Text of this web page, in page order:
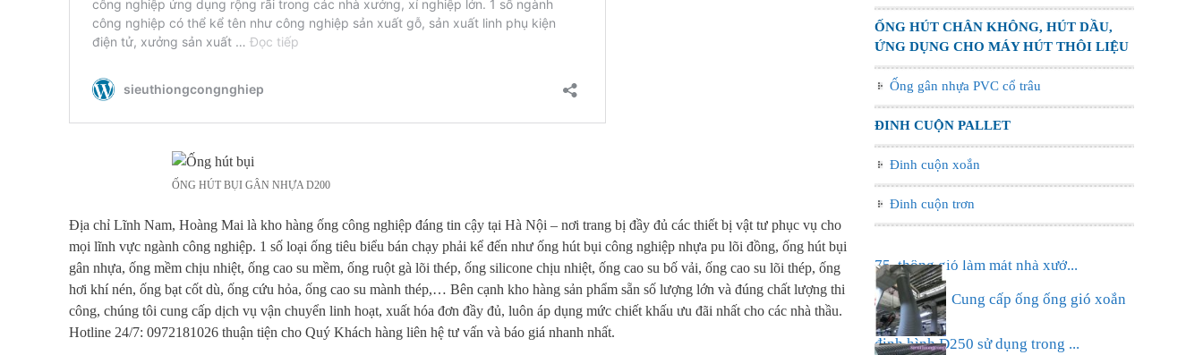
ỐNG HÚT BỤI GÂN NHỰA D200
Địa chỉ Lĩnh Nam, Hoàng Mai là kho hàng ống công nghiệp đáng tin cậy tại Hà Nội – nơi trang bị đầy đủ các thiết bị vật tư phục vụ cho
mọi lĩnh vực ngành công nghiệp. 1 số loại ống tiêu biểu bán chạy phải kể đến như ống hút bụi công nghiệp nhựa pu lõi đồng, ống hút bụi
gân nhựa, ống mềm chịu nhiệt, ống cao su mềm, ống ruột gà lõi thép, ống silicone chịu nhiệt, ống cao su bố vải, ống cao su lõi thép, ống
hơi khí nén, ống bạt cốt dù, ống cứu hỏa, ống cao su mành thép,… Bên cạnh kho hàng sản phẩm sẵn số lượng lớn và đúng chất lượng thi
công, chúng tôi cung cấp dịch vụ vận chuyển linh hoạt, xuất hóa đơn đầy đủ, luôn áp dụng mức chiết khấu ưu đãi nhất cho các nhà thầu.
Hotline 24/7: 0972181026 thuận tiện cho Quý Khách hàng liên hệ tư vấn và báo giá nhanh nhất.
ỐNG HÚT CHÂN KHÔNG, HÚT DẦU,
ỨNG DỤNG CHO MÁY HÚT THÔI LIỆU
Ống gân nhựa PVC cổ trâu
ĐINH CUỘN PALLET
Đinh cuộn xoắn
Đinh cuộn trơn
Ống nhựa xếp điều hòa phi
75, thông gió làm mát nhà xưở...
Cung cấp ống ống gió xoắn